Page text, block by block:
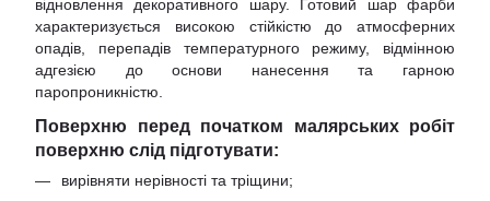
відновлення декоративного шару. Готовий шар фарби
характеризується високою стійкістю до атмосферних
опадів, перепадів температурного режиму, відмінною
адгезією до основи нанесення та гарною
паропроникністю.
Поверхню перед початком малярських робіт
поверхню слід підготувати:
вирівняти нерівності та тріщини;